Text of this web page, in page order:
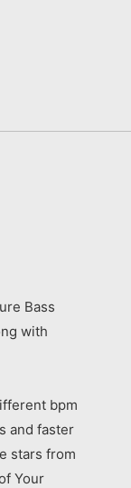
Bass
with
bpm
and faster
stars from
Your